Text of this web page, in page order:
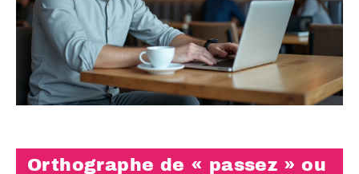
Orthographe de « passez » ou